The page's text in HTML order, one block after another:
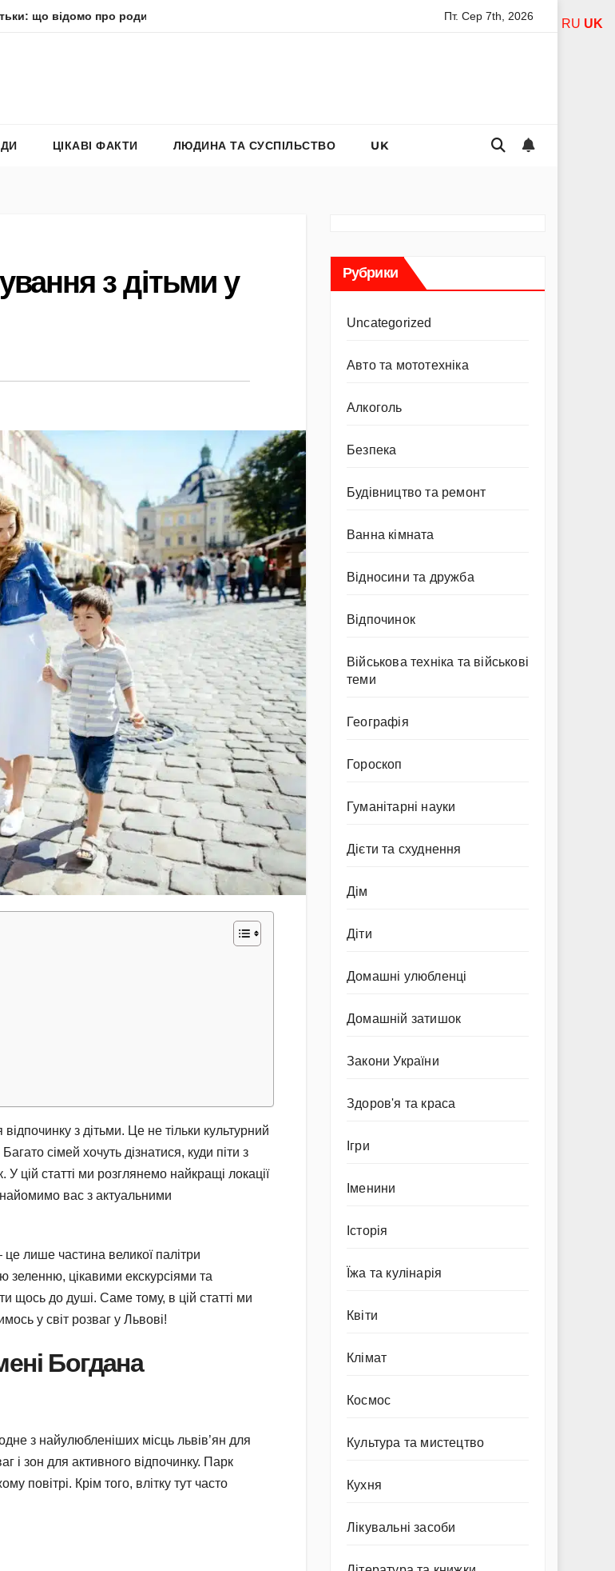
про родину політика Молитва пресвятої богородиці за дітей: слова захисту і материнського
Пт. Сер 7th, 2026
ЦІКАВІ ФАКТИ ЛЮДИНА ТА СУСПІЛЬСТВО UK
з дітьми у
з дітьми. Це не тільки культурний
сімей хочуть дізнатися, куди піти з
цій статті ми розглянемо найкращі локації
вас з актуальними
це лише частина великої палітри
зеленню, цікавими екскурсіями та
щось до душі. Саме тому, в цій статті ми
у світ розваг у Львові!
Богдана
з найулюбленіших місць львів’ян для
і зон для активного відпочинку. Парк
повітрі. Крім того, влітку тут часто
Рубрики
Uncategorized
Авто та мототехніка
Алкоголь
Безпека
Будівництво та ремонт
Ванна кімната
Відносини та дружба
Відпочинок
Військова техніка та військові
теми
Географія
Гороскоп
Гуманітарні науки
Дієти та схуднення
Дім
Діти
Домашні улюбленці
Домашній затишок
Закони України
Здоров'я та краса
Ігри
Іменини
Історія
Їжа та кулінарія
Квіти
Клімат
Космос
Культура та мистецтво
Кухня
Лікувальні засоби
RU UK